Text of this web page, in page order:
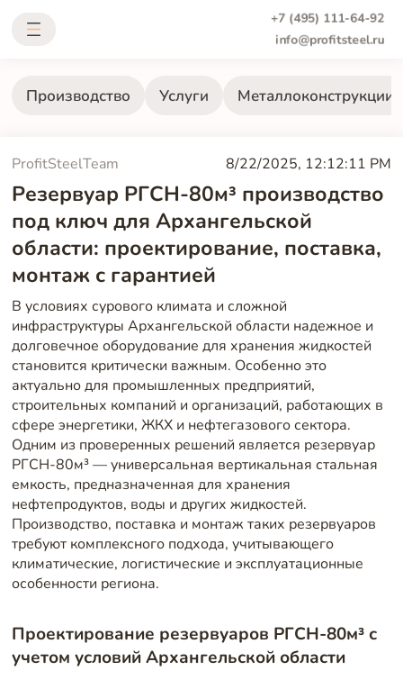
+7 (495) 111-64-92
info@profitsteel.ru
Производство Услуги Металлоконструкции
ProfitSteelTeam 8/22/2025, 12:12:11 PM
Резервуар РГСН-80м³ производство
под ключ для Архангельской
области: проектирование, поставка,
монтаж с гарантией
В условиях сурового климата и сложной
инфраструктуры Архангельской области надежное и
долговечное оборудование для хранения жидкостей
становится критически важным. Особенно это
актуально для промышленных предприятий,
строительных компаний и организаций, работающих в
сфере энергетики, ЖКХ и нефтегазового сектора.
Одним из проверенных решений является резервуар
РГСН-80м³ — универсальная вертикальная стальная
емкость, предназначенная для хранения
нефтепродуктов, воды и других жидкостей.
Производство, поставка и монтаж таких резервуаров
требуют комплексного подхода, учитывающего
климатические, логистические и эксплуатационные
особенности региона.
Проектирование резервуаров РГСН-80м³ с
учетом условий Архангельской области